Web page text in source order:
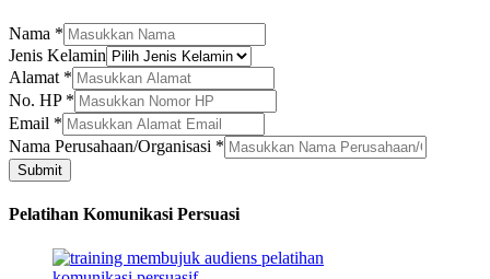
Alamat
Nama
No.
Nama *
Jenis Kelamin
Alamat *
No. HP *
Email *
Nama Perusahaan/Organisasi *
Submit
Pelatihan Komunikasi Persuasi